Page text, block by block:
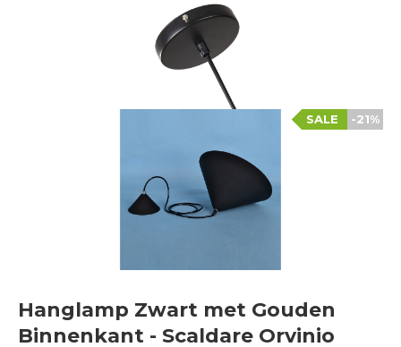
-21%
SALE
Hanglamp Zwart met Gouden
Binnenkant - Scaldare Orvinio